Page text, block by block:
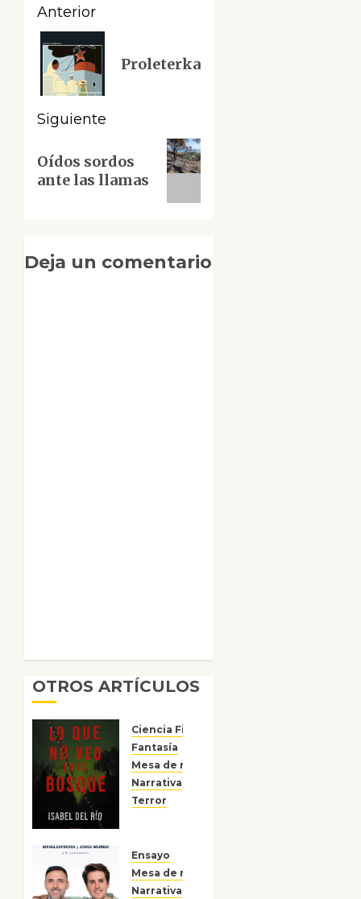
Navegación
de
entradas
Anterior
Entrada
anterior:
Proleterka
Siguiente
entrada:
Oídos sordos
ante las llamas
Deja un comentario
OTROS ARTÍCULOS
Ciencia Ficción
Fantasía
Mesa de novedades
Narrativa
Terror
en el
bosque
Ensayo
Mesa de novedades
Narrativa